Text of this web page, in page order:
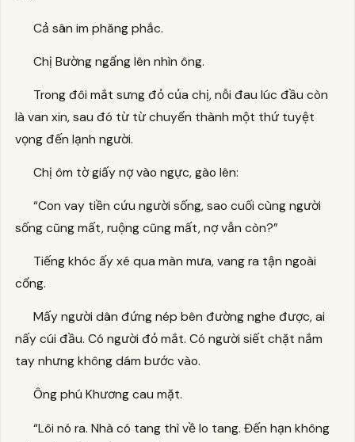
Cả sân im phăng phắc.
Chị Bường ngẩng lên nhìn ông.
Trong đôi mắt sưng đỏ của chị, nỗi đau lúc đầu còn
là van xin, sau đó từ từ chuyển thành một thứ tuyệt
vọng đến lạnh người.
Chị ôm tờ giấy nợ vào ngực, gào lên:
“Con vay tiền cứu người sống, sao cuối cùng người
sống cũng mất, ruộng cũng mất, nợ vẫn còn?”
Tiếng khóc ấy xé qua màn mưa, vang ra tận ngoài
cổng.
Mấy người dân đứng nép bên đường nghe được, ai
nấy cúi đầu. Có người đỏ mắt. Có người siết chặt nắm
tay nhưng không dám bước vào.
Ông phú Khương cau mặt.
“Lôi nó ra. Nhà có tang thì về lo tang. Đến hạn không